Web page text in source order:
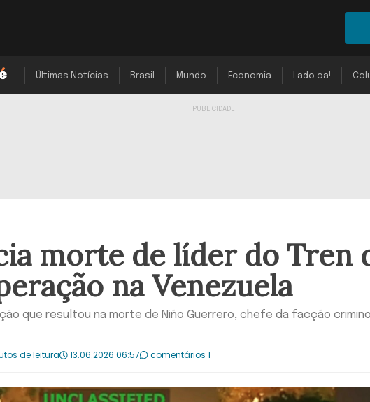
Últimas Notícias Brasil Mundo Economia Lado oa!
morte de líder do Tren
na Venezuela
que resultou na morte de Niño Guerrero, chefe da facção
de leitura 13.06.2026 06:57 comentários 1